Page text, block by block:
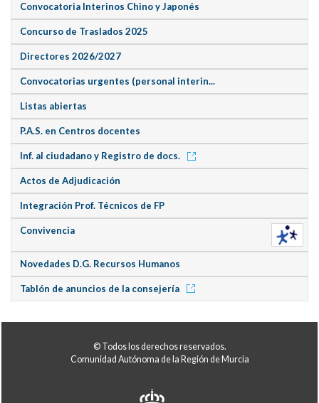
Convocatoria Interinos Chino y Japonés
Concurso de Traslados 2025
Directores 2026/2027
Convocatorias urgentes (personal interin...
Listas abiertas
P.A.S. en Centros docentes
Inf. al ciudadano y Registro de docs.
Actos de Adjudicación
Integración Prof. Técnicos de FP
Convivencia
Novedades D.G. Recursos Humanos
Tablón de anuncios de la consejería
© Todos los derechos reservados.
Comunidad Autónoma de la Región de Murcia